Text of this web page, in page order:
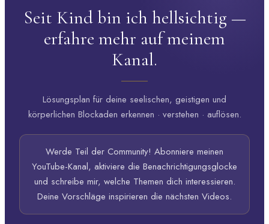
Seit Kind bin ich hellsichtig —
erfahre mehr auf meinem
Kanal.
Lösungsplan für deine seelischen, geistigen und
körperlichen Blockaden erkennen · verstehen · auflösen.
Werde Teil der Community! Abonniere meinen
YouTube-Kanal, aktiviere die Benachrichtigungsglocke
und schreibe mir, welche Themen dich interessieren.
Deine Vorschläge inspirieren die nächsten Videos.